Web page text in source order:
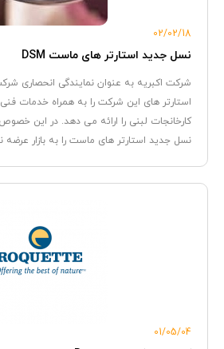
02/02/18
نسل جدید استارتر های ماست DSM
استارتر های این شرکت را به همراه خدمات
نسل جدید استارتر های ماست را به بازار عرضه
01/05/04